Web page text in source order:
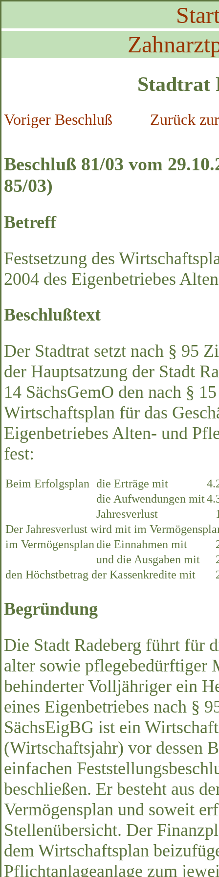
Stadtrat
Voriger Beschluß Zurück
Beschluß 81/03 vom
85/03)
Betreff
Festsetzung des
2004 des Eigenbetriebes
Beschlußtext
Der Stadtrat setzt nach § 95
der Hauptsatzung der Stadt
14 SächsGemO den nach §
Wirtschaftsplan für das
Eigenbetriebes Alten- und
fest:
Beim Erfolgsplan die Erträge mit
die Aufwendungen mit
Jahresverlust
Der Jahresverlust wird mit im
im Vermögensplandie Einnahmen mit
und die Ausgaben mit
den Höchstbetrag der Kassenkredite mit
Begründung
Die Stadt Radeberg führt für
alter sowie pflegebedürftiger
behinderter Volljähriger ein
eines Eigenbetriebes nach §
SächsEigBG ist ein
(Wirtschaftsjahr) vor dessen
einfachen
beschließen. Er besteht aus
Vermögensplan und soweit
Stellenübersicht. Der
dem Wirtschaftsplan
Pflichtanlageanlage zum